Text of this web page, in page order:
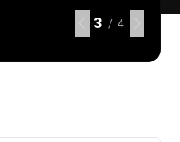
仇与正义的壮阔征途。
4 / 4
娜特·赖因斯夫 饰）为寻回克拉
，随着心理防线的崩塌，未知
4 / 4
大块头（黎唯 饰）与嗜血杀手
怒火遮眼，鲜血开路，从血肉翻
4 / 4
屡屡从围堵中突围；看似弱小的
发出惊人战力，为搭档化解危
密任务，直面远比以往更为凶
4 / 4